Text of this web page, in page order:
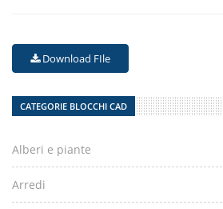
Download FIle
CATEGORIE BLOCCHI CAD
Alberi e piante
Arredi